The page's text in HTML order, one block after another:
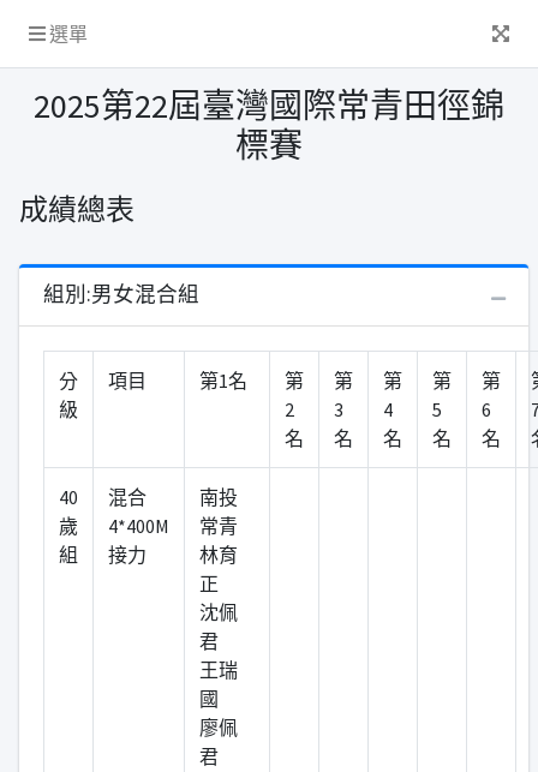
選單
2025第22屆臺灣國際常青田徑錦
標賽
成績總表
組別:男女混合組
分
級
項目 第1名
第
2
名
第
3
名
第
4
名
第
5
名
第
6
名
40
歲
組
混合
4*400M
接力
南投
常青
林育
正
沈佩
君
王瑞
國
廖佩
君